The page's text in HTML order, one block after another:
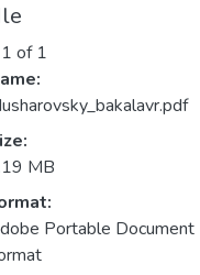
of 1
MB
Portable Document